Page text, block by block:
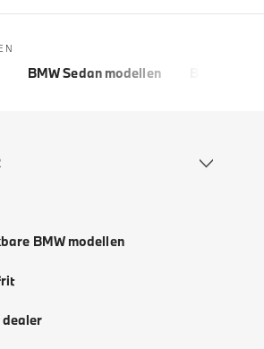
BMW Sedan modellen
BMW modellen
dealer